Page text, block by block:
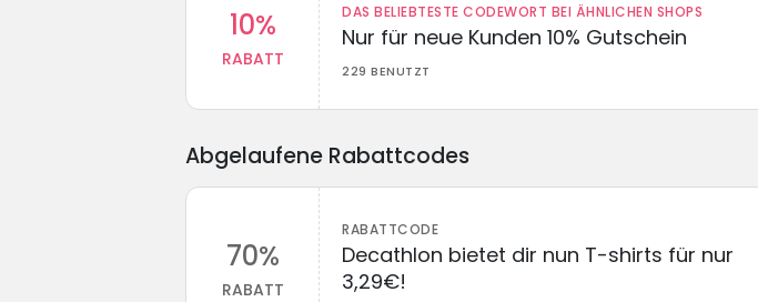
10%
RABATT
DAS BELIEBTESTE CODEWORT BEI ÄHNLICHEN SHOPS
Nur für neue Kunden 10% Gutschein
229 BENUTZT
Abgelaufene Rabattcodes
70%
RABATT
RABATTCODE
Decathlon bietet dir nun T-shirts für nur
3,29€!